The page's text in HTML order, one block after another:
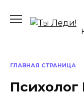
содержанию
ГЛАВНАЯ СТРАНИЦА